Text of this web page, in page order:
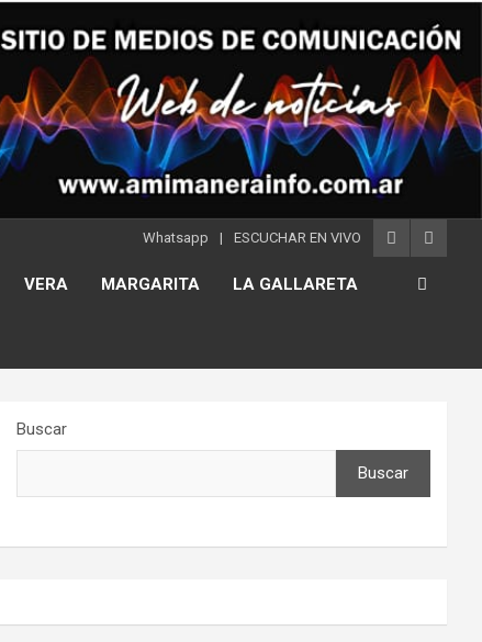
Whatsapp ESCUCHAR EN VIVO
VERA MARGARITA LA GALLARETA
Buscar
Buscar